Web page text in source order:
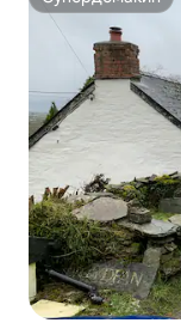
Супердомаќин